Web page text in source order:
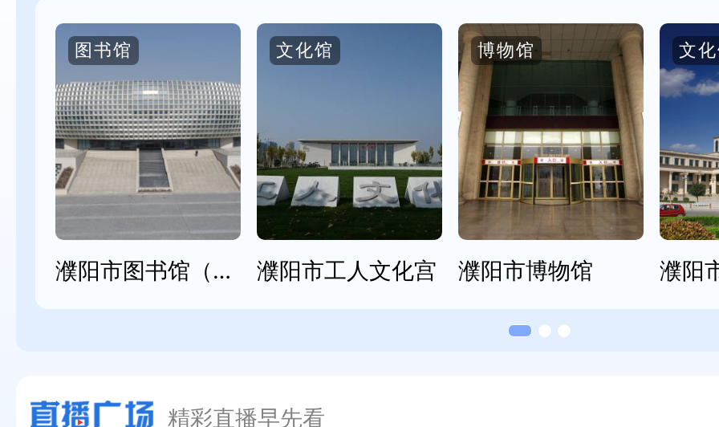
图书馆
濮阳市图书馆（新馆）
文化馆
濮阳市工人文化宫
博物馆
濮阳市博物馆
文
濮阳
精彩直播早先看